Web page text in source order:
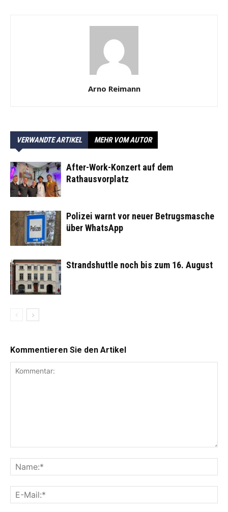
Arno Reimann
VERWANDTE ARTIKEL MEHR VOM AUTOR
After-Work-Konzert auf dem
Rathausvorplatz
Polizei warnt vor neuer Betrugsmasche
über WhatsApp
Strandshuttle noch bis zum 16. August
Kommentieren Sie den Artikel